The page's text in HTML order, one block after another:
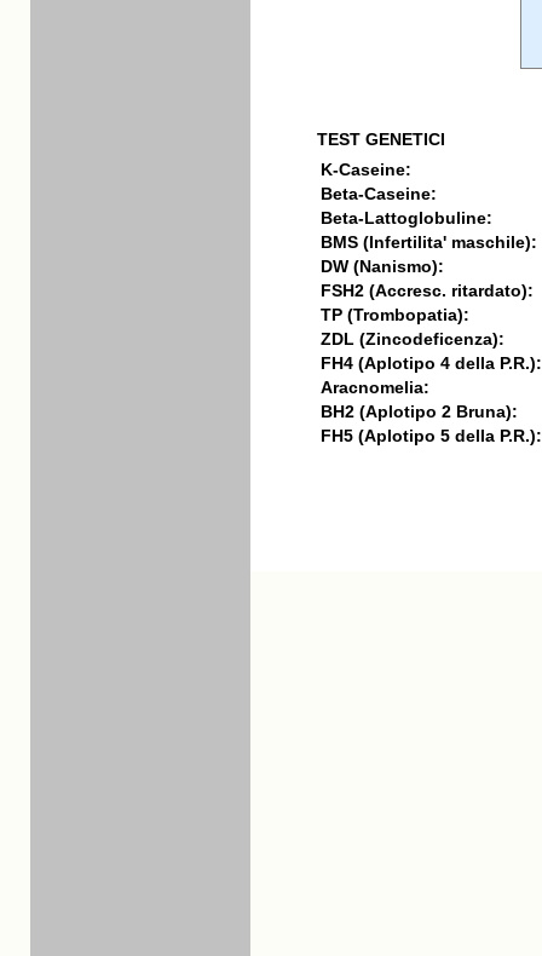
TEST GENETICI
K-Caseine:
Beta-Caseine:
Beta-Lattoglobuline:
BMS (Infertilita' maschile):
DW (Nanismo):
FSH2 (Accresc. ritardato):
TP (Trombopatia):
ZDL (Zincodeficenza):
FH4 (Aplotipo 4 della P.R.):
Aracnomelia:
BH2 (Aplotipo 2 Bruna):
FH5 (Aplotipo 5 della P.R.):